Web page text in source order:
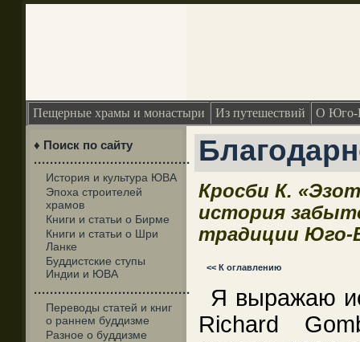
Пещерные храмы и монастыри Из путешествий О Юго-
♦ Поиск по сайту
·······································
История и культура ЮВА
Эпоха строителей
храмов
Книги и статьи о Бирме
Книги и статьи о Шри
Ланке
Буддистские ступы
Индии и ЮВА
·······································
Переводы статей и книг
о раннем буддизме
Разное о буддизме
Кросби К.
история
традиции Юго-
<< К оглавлению
Я выражаю
Richard